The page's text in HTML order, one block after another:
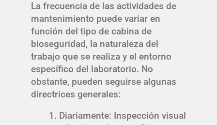
La frecuencia de las actividades de
mantenimiento puede variar en
función del tipo de cabina de
bioseguridad, la naturaleza del
trabajo que se realiza y el entorno
específico del laboratorio. No
obstante, pueden seguirse algunas
directrices generales:
Diariamente: Inspección visual